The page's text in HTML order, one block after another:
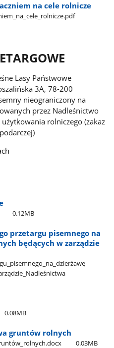
na cele rolnicze
Lasy Państwowe
3A, 78-200
nieograniczony na
przez Nadleśnictwo
rolniczego (zakaz
0.12MB
przetargu pisemnego na
będących w zarządzie
0.08MB
gruntów rolnych
0.03MB